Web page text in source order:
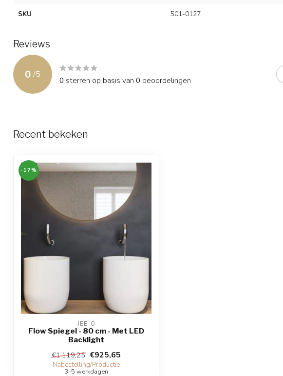
SKU 501-0127
Reviews
0 /5
0 sterren op basis van 0 beoordelingen
Recent bekeken
-17%
JEE-O
Flow Spiegel - 80 cm - Met LED
Backlight
€1.119,25 €925,65
Nabestelling/Productie
3-5 werkdagen